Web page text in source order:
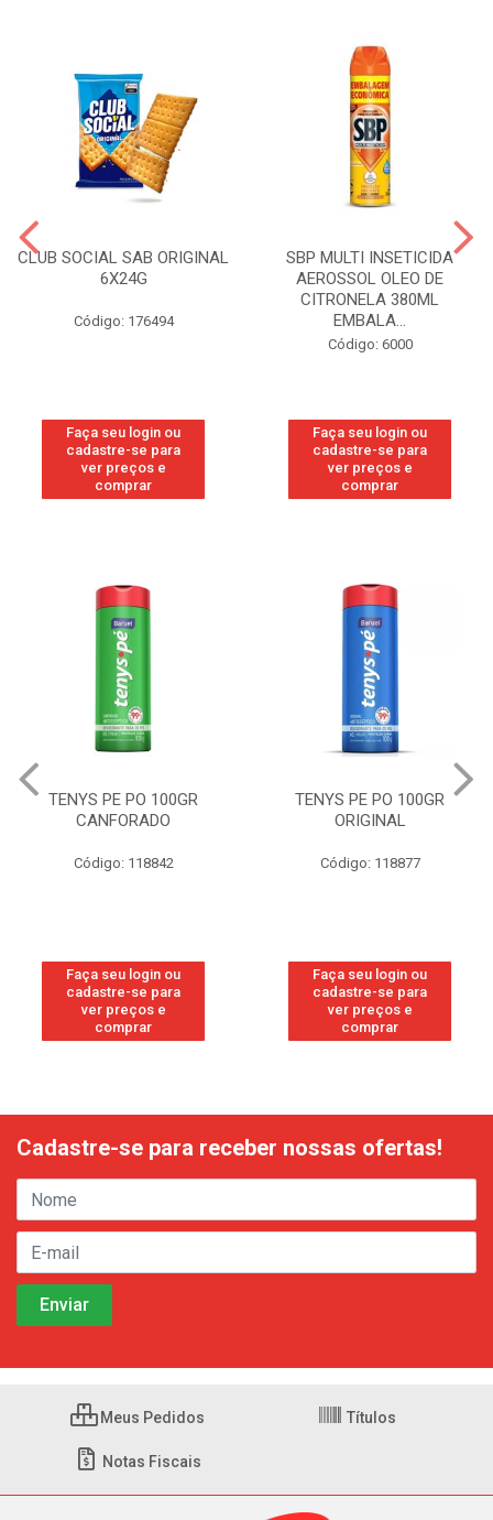
CLUB SOCIAL SAB ORIGINAL
6X24G
Código: 176494
Faça seu login ou
cadastre-se para
ver preços e
comprar
SBP MULTI INSETICIDA
AEROSSOL OLEO DE
CITRONELA 380ML
EMBALA...
Código: 6000
Faça seu login ou
cadastre-se para
ver preços e
comprar
TENYS PE PO 100GR
CANFORADO
Código: 118842
Faça seu login ou
cadastre-se para
ver preços e
comprar
TENYS PE PO 100GR
ORIGINAL
Código: 118877
Faça seu login ou
cadastre-se para
ver preços e
comprar
Cadastre-se para receber nossas ofertas!
Meus Pedidos Títulos
Notas Fiscais